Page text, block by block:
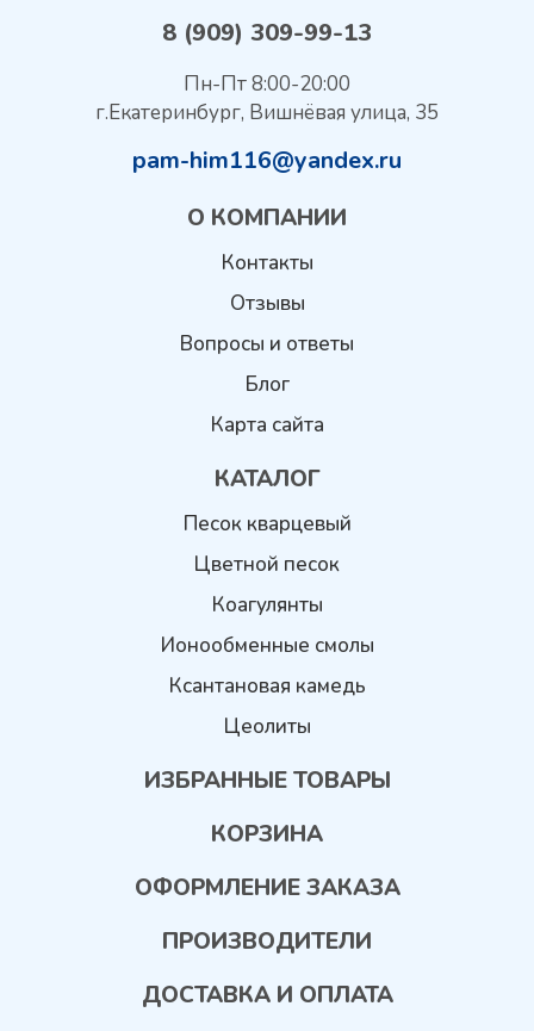
8 (909) 309-99-13
Пн-Пт 8:00-20:00
г.Екатеринбург, Вишнёвая улица, 35
pam-him116@yandex.ru
О КОМПАНИИ
Контакты
Отзывы
Вопросы и ответы
Блог
Карта сайта
КАТАЛОГ
Песок кварцевый
Цветной песок
Коагулянты
Ионообменные смолы
Ксантановая камедь
Цеолиты
ИЗБРАННЫЕ ТОВАРЫ
КОРЗИНА
ОФОРМЛЕНИЕ ЗАКАЗА
ПРОИЗВОДИТЕЛИ
ДОСТАВКА И ОПЛАТА